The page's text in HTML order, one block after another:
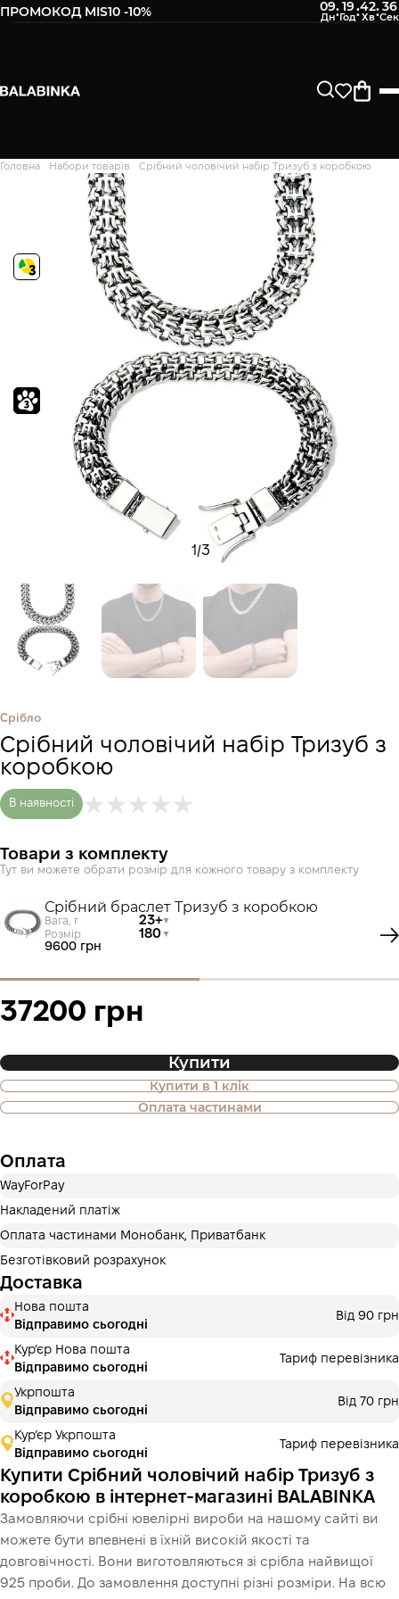
ПРОМОКОД MIS10 -10% 09:19:42:35
Головна Набори товарів Срібний чоловічий набір Тризуб з коробкою
1/3
Срібло
Срібний чоловічий набір Тризуб з
коробкою
В наявності
Товари з комплекту
Тут ви можете обрати розмір для кожного товару з комплекту
Срібний браслет Тризуб з коробкою
Вага, г 23+
Розмір 180
9600 грн
37200 грн
Купити
Купити в 1 клік
Оплата частинами
Також доступна покупка товару в
оплату частинами
Оплату можна розділити на 2 або 3 платежі. Без
додаткових комісій для покупців. Кількість платежів
3 місяці
Оплату можна розділити на 2 або 3 платежі. Без
додаткових комісій для покупців. Кількість платежів
обирається на кроці оплати в корзині.
3 місяціх12 400.00 ₴
Це ще не оформлення кредитного договору. Ви просто
переходите до наступного кроку.
Купити
Оплата
WayForPay
Накладений платіж
Оплата частинами Монобанк, Приватбанк
Безготівковий розрахунок
Доставка
Нова пошта
Відправимо сьогодні
Від 90 грн
Курʼєр Нова пошта
Відправимо сьогодні
Тариф перевізника
Укрпошта
Відправимо сьогодні
Від 70 грн
Кур’єр Укрпошта
Відправимо сьогодні
Тариф перевізника
Купити Срібний чоловічий набір Тризуб з
коробкою в інтернет-магазині BALABINKA
Замовляючи срібні ювелірні вироби на нашому сайті ви
можете бути впевнені в їхній високій якості та
довговічності. Вони виготовляються зі срібла найвищої
925 проби. До замовлення доступні різні розміри. На всю
Дякуємо. Ваш відгук
відправлено на модерацію